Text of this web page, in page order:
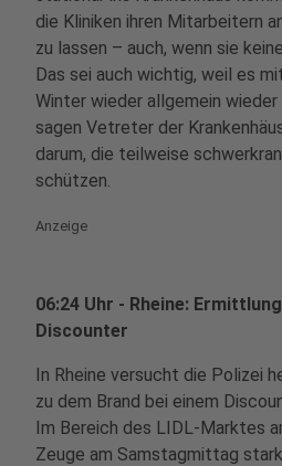
die Kliniken ihren Mitarbeitern
zu lassen – auch, wenn sie
Das sei auch wichtig, weil es
Winter wieder allgemein
sagen Vetreter der
darum, die teilweise
schützen.
Anzeige
06:24 Uhr - Rheine:
Discounter
In Rheine versucht die Polizei
zu dem Brand bei einem
Im Bereich des LIDL-Marktes
Zeuge am Samstagmittag